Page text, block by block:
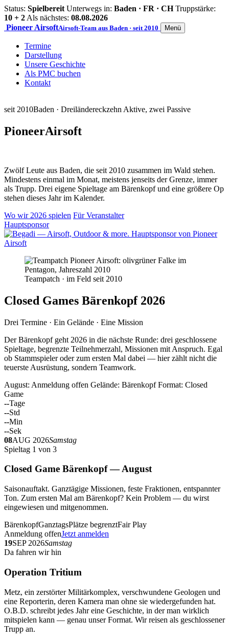
Status: Spielbereit Unterwegs in: Baden · FR · CH Truppstärke:
10 + 2 Als nächstes: 08.08.2026
Pioneer AirsoftAirsoft-Team aus Baden · seit 2010 Menü
Termine
Darstellung
Unsere Geschichte
Als PMC buchen
Kontakt
seit 2010Baden · Dreiländereckzehn Aktive, zwei Passive
PioneerAirsoft
Zwölf Leute aus Baden, die seit 2010 zusammen im Wald stehen.
Mindestens einmal im Monat, meistens jenseits der Grenze, immer
als Trupp. Drei eigene Spieltage am Bärenkopf und eine größere Op
stehen dieses Jahr im Kalender.
Wo wir 2026 spielen Für Veranstalter
Hauptsponsor
Teampatch · im Feld seit 2010
Closed Games Bärenkopf 2026
Drei Termine · Ein Gelände · Eine Mission
Der Bärenkopf geht 2026 in die nächste Runde: drei geschlossene
Spieltage, begrenzte Teilnehmerzahl, Missionen mit Anspruch. Egal
ob Stammspieler oder zum ersten Mal dabei — hier zählt nicht die
teuerste Ausrüstung, sondern Teamwork.
August: Anmeldung offen Gelände: Bärenkopf Format: Closed
Game
--Tage
--Std
--Min
--Sek
08AUG 2026Samstag
Spieltag 1 von 3
Closed Game Bärenkopf — August
Saisonauftakt. Ganztägige Missionen, feste Fraktionen, entspannter
Ton. Zum ersten Mal am Bärenkopf? Kein Problem — du wirst
eingewiesen und mitgenommen.
BärenkopfGanztagsPlätze begrenztFair Play
Anmeldung offenJetzt anmelden
19SEP 2026Samstag
Da fahren wir hin
Operation Tritium
Metz, ein zerstörter Militärkomplex, verschwundene Geologen und
eine Reporterin, deren Kamera man ohne sie wiedergefunden hat.
O.B.D. schreibt jedes Jahr eine Geschichte, in der man wirklich
mitspielen kann — genau unser Format. Wir reisen als geschlossener
Trupp an.